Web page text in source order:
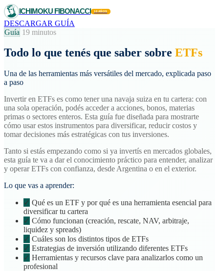
ICHIMOKU FIBONACCI 10 AÑOS
DESCARGAR GUÍA
Guía 19 minutos
Todo lo que tenés que saber sobre ETFs
Una de las herramientas más versátiles del mercado, explicada paso
a paso
Invertir en ETFs es como tener una navaja suiza en tu cartera: con
una sola operación, podés acceder a acciones, bonos, materias
primas o sectores enteros. Esta guía fue diseñada para mostrarte
cómo usar estos instrumentos para diversificar, reducir costos y
tomar decisiones más estratégicas con tus inversiones.
Tanto si estás empezando como si ya invertís en mercados globales,
esta guía te va a dar el conocimiento práctico para entender, analizar
y operar ETFs con confianza, desde Argentina o en el exterior.
Lo que vas a aprender:
✓ Qué es un ETF y por qué es una herramienta esencial para
diversificar tu cartera
✓ Cómo funcionan (creación, rescate, NAV, arbitraje,
liquidez y spreads)
✓ Cuáles son los distintos tipos de ETFs
✓ Estrategias de inversión utilizando diferentes ETFs
✓ Herramientas y recursos clave para analizarlos como un
profesional